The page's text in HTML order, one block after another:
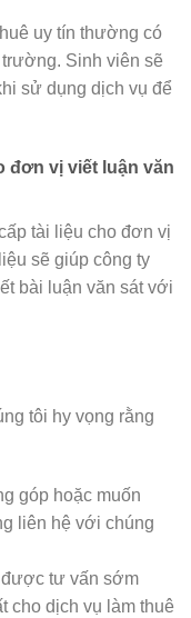
uy tín thường có
Sinh viên sẽ
sử dụng dịch vụ để
đơn vị viết luận văn
tài liệu cho đơn vị
sẽ giúp công ty
bài luận văn sát với
tôi hy vọng rằng
góp hoặc muốn
liên hệ với chúng
tư vấn sớm
cho dịch vụ làm thuê